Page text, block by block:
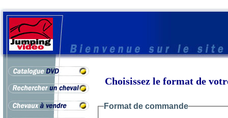
Choisissez le format de
Format de commande